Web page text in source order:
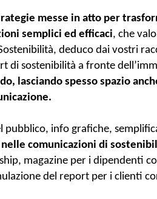
messe in atto per
semplici ed efficaci, che
deduco dai vostri
lasciando spesso spazio
pubblico, info grafiche,
nelle comunicazioni di
magazine per i dipendenti
del report per i clienti